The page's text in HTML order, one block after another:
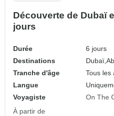
Découverte de Dubaï
jours
Durée
6 jours
Destinations
Dubaï,
Tranche d'âge
Tous les
Langue
Voyagiste
On The
À partir de